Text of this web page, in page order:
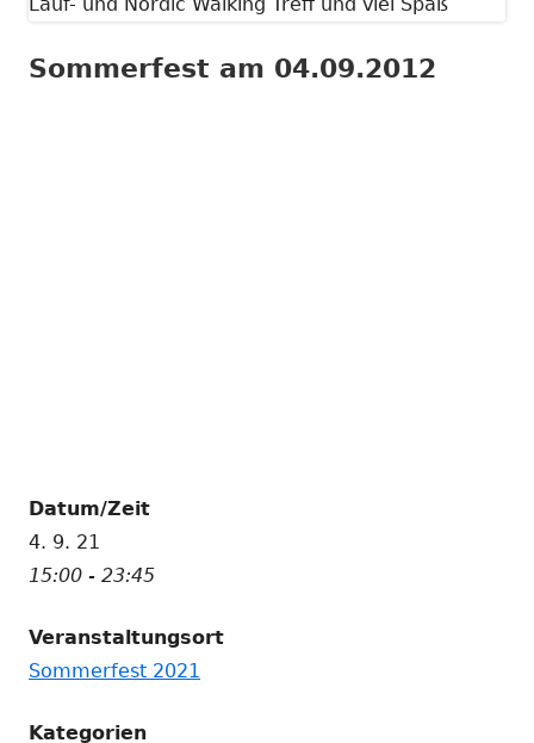
Sommerfest am 04.09.2012
Datum/Zeit
4. 9. 21
15:00 - 23:45
Veranstaltungsort
Sommerfest 2021
Kategorien